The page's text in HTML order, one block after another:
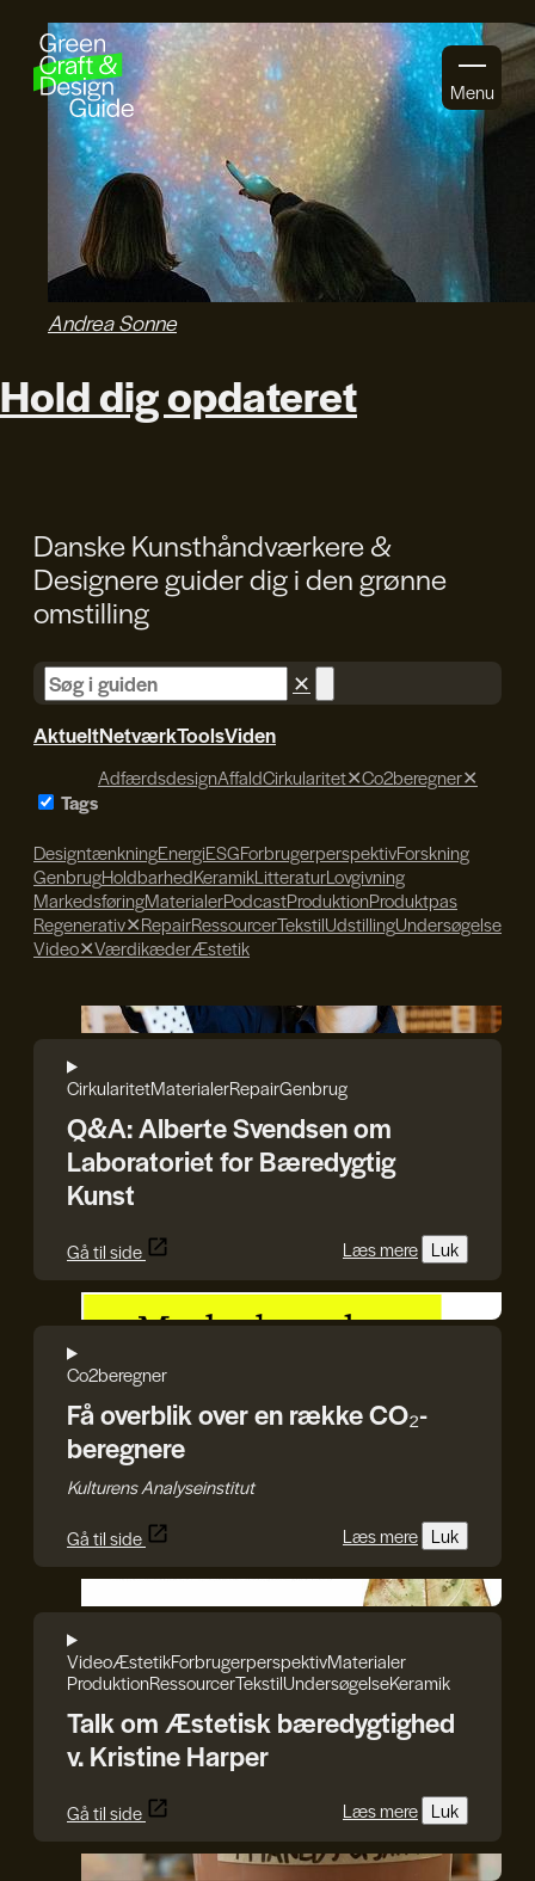
Gå til indhold
Menu
Andrea Sonne
Hold dig opdateret
Danske Kunsthåndværkere &
Designere guider dig i dengrønne
omstilling
✕
AktueltNetværkToolsViden
Tags
AdfærdsdesignAffaldCirkularitet✕Co2beregner✕
DesigntænkningEnergiESGForbrugerperspektivForskning
GenbrugHoldbarhedKeramikLitteraturLovgivning
MarkedsføringMaterialerPodcastProduktionProduktpas
Regenerativ✕RepairRessourcerTekstilUdstillingUndersøgelse
Video✕VærdikæderÆstetik
Søren Svendsen
CirkularitetMaterialerRepairGenbrug
Q&A: Alberte Svendsen om
Laboratoriet for Bæredygtig
Kunst
Gå til side Læs mere Luk
Kulturens Analyseinstitut
Co2beregner
Få overblik over en række CO₂-
beregnere
Kulturens Analyseinstitut
Gå til side
Læs mere Luk
VideoÆstetikForbrugerperspektivMaterialer
ProduktionRessourcerTekstilUndersøgelseKeramik
Talk om Æstetisk bæredygtighed
v. Kristine Harper
Gå til side Læs mere Luk